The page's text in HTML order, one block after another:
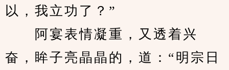
以，我立功了？”
阿宴表情凝重，又透着兴
奋，眸子亮晶晶的，道：“明宗日